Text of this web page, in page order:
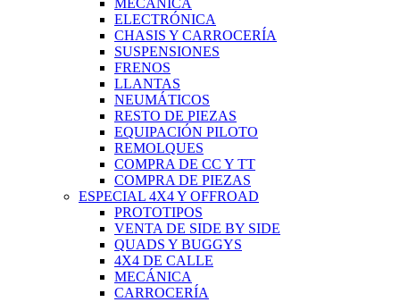
MECANICA
ELECTRÓNICA
CHASIS Y CARROCERÍA
SUSPENSIONES
FRENOS
LLANTAS
NEUMÁTICOS
RESTO DE PIEZAS
EQUIPACIÓN PILOTO
REMOLQUES
COMPRA DE CC Y TT
COMPRA DE PIEZAS
ESPECIAL 4X4 Y OFFROAD
PROTOTIPOS
VENTA DE SIDE BY SIDE
QUADS Y BUGGYS
4X4 DE CALLE
MECÁNICA
CARROCERÍA